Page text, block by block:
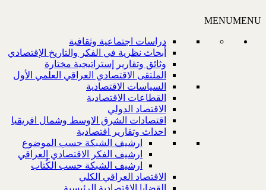
MENUMENU
دراسات اجتماعية وثقافية
أبحاث نظرية في الفكر والتاريخ الإقتصادي
وثائق وتقارير إستراتيجية مختارة
الملتقى الاقتصادي العراقي العلمي الأول
السياسات الاقتصادية
القطاعات الاقتصادية
الاقتصاد الدولي
اقتصادات الشرق الاوسط وشمال افريقيا
احداث وتقارير اقتصادية
ارشيف الشبكة حسب الموضوع
ارشيف الفكر الاقتصادي العراقي
ارشيف الشبكة حسب الكُتاب
الاقتصاد العراقي الكلي
القضايا الاقتصادية الرئيسية